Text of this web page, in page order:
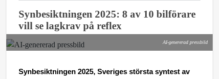
Synbesiktningen 2025: 8 av 10 bilförare
vill se lagkrav på reflex
AI-genererad pressbild
Synbesiktningen 2025, Sveriges största syntest av